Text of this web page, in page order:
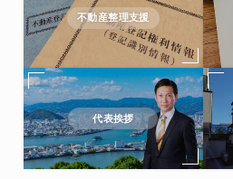
不動産整理支援
代表挨拶